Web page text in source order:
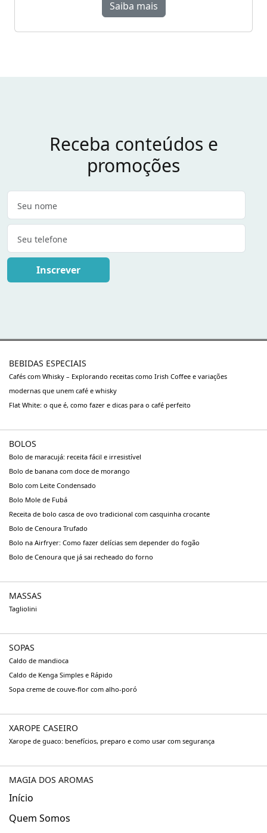
Saiba mais
Receba conteúdos e
promoções
Inscrever
BEBIDAS ESPECIAIS
Cafés com Whisky – Explorando receitas como Irish Coffee e variações
modernas que unem café e whisky
Flat White: o que é, como fazer e dicas para o café perfeito
BOLOS
Bolo de maracujá: receita fácil e irresistível
Bolo de banana com doce de morango
Bolo com Leite Condensado
Bolo Mole de Fubá
Receita de bolo casca de ovo tradicional com casquinha crocante
Bolo de Cenoura Trufado
Bolo na Airfryer: Como fazer delícias sem depender do fogão
Bolo de Cenoura que já sai recheado do forno
MASSAS
Tagliolini
SOPAS
Caldo de mandioca
Caldo de Kenga Simples e Rápido
Sopa creme de couve-flor com alho-poró
XAROPE CASEIRO
Xarope de guaco: benefícios, preparo e como usar com segurança
MAGIA DOS AROMAS
Início
Quem Somos